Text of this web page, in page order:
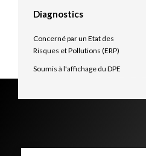
Diagnostics
Concerné par un Etat des
Risques et Pollutions (ERP)
Soumis à l'affichage du DPE